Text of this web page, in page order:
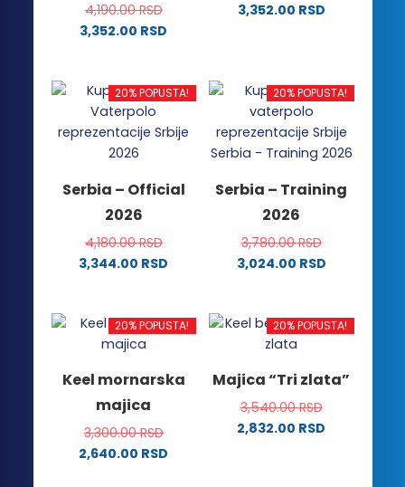
4,190.00RSD
3,352.00 RSD
ima
više
varijanti.
Opcije
biti
izabrane
na
stranici
3,352.00 RSD
više
varijanti.
Opcije
mogu
izabrane
na
stranici
proizvoda.
20% POPUSTA!
Serbia – Official
2026
4,180.00RSD
3,344.00 RSD
ima
više
Opcije
mogu
biti
izabrane
20% POPUSTA!
Serbia – Training
2026
3,780.00RSD
3,024.00 RSD
ima
više
Opcije
mogu
biti
20% POPUSTA!
Keel mornarska
majica
3,300.00RSD
2,640.00 RSD
20% POPUSTA!
Majica “Tri zlata”
3,540.00RSD
2,832.00 RSD